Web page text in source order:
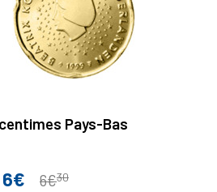
Pays-Bas
Prix
6€
Prix
6€30